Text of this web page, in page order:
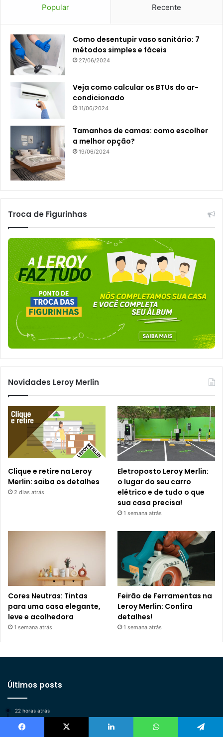
Popular Recente
Como desentupir vaso sanitário: 7
métodos simples e fáceis
27/06/2024
Veja como calcular os BTUs do ar-
condicionado
11/06/2024
Tamanhos de camas: como escolher
a melhor opção?
19/06/2024
Troca de Figurinhas
Novidades Leroy Merlin
Clique e retire na Leroy
Merlin: saiba os detalhes
2 dias atrás
Eletroposto Leroy Merlin:
o lugar do seu carro
elétrico e de tudo o que
sua casa precisa!
1 semana atrás
Cores Neutras: Tintas
para uma casa elegante,
leve e acolhedora
1 semana atrás
Feirão de Ferramentas na
Leroy Merlin: Confira
detalhes!
1 semana atrás
Últimos posts
22 horas atrás
Produtos de Limpeza Impact: marca exclusiva Leroy
Merlin para limpeza pesada sem esforço